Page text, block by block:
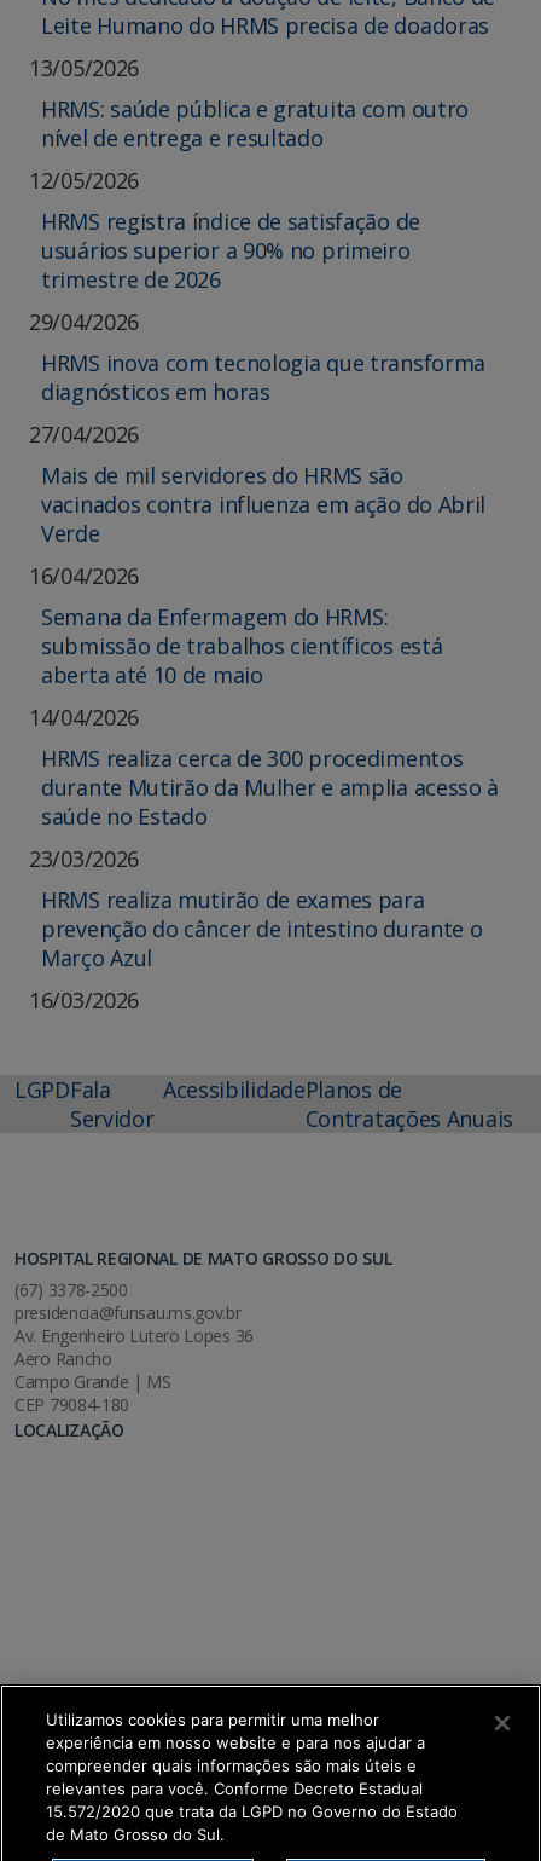
Leite Humano do HRMS precisa de doadoras
13/05/2026
HRMS: saúde pública e gratuita com outro
nível de entrega e resultado
12/05/2026
HRMS registra índice de satisfação de
usuários superior a 90% no primeiro
trimestre de 2026
29/04/2026
HRMS inova com tecnologia que transforma
diagnósticos em horas
27/04/2026
Mais de mil servidores do HRMS são
vacinados contra influenza em ação do Abril
Verde
16/04/2026
Semana da Enfermagem do HRMS:
submissão de trabalhos científicos está
aberta até 10 de maio
14/04/2026
HRMS realiza cerca de 300 procedimentos
durante Mutirão da Mulher e amplia acesso à
saúde no Estado
23/03/2026
HRMS realiza mutirão de exames para
prevenção do câncer de intestino durante o
Março Azul
16/03/2026
LGPDFala
Servidor
AcessibilidadePlanos de
Contratações Anuais
HOSPITAL REGIONAL DE MATO GROSSO DO SUL
(67) 3378-2500
presidencia@funsau.ms.gov.br
Av. Engenheiro Lutero Lopes 36
Aero Rancho
Campo Grande | MS
CEP 79084-180
LOCALIZAÇÃO
Utilizamos cookies para permitir uma melhor
experiência em nosso website e para nos ajudar a
compreender quais informações são mais úteis e
relevantes para você. Conforme Decreto Estadual
15.572/2020 que trata da LGPD no Governo do Estado
de Mato Grosso do Sul.